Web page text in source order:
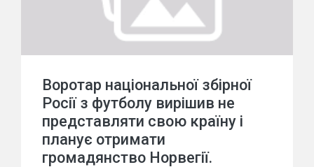
Воротар національної збірної
Росії з футболу вирішив не
представляти свою країну і
планує отримати
громадянство Норвегії.